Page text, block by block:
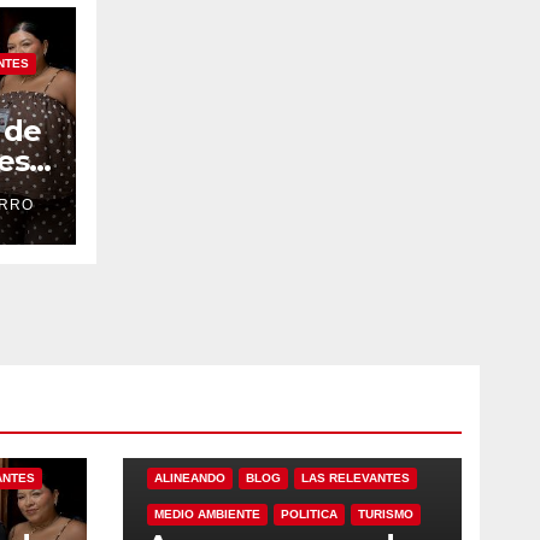
ALINEANDO BLOG LAS RELEVANTES
MEDIO AMBIENTE POLITICA TURISMO